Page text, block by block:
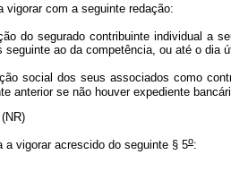
vigorar com a seguinte redação:
do segurado contribuinte individual a
ao da competência, ou até o dia
social dos seus associados como
anterior se não houver expediente
a vigorar acrescido do seguinte § 5o: